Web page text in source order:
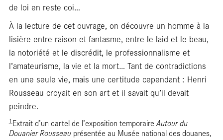
de loi en reste coi…
À la lecture de cet ouvrage, on découvre un homme à la
lisière entre raison et fantasme, entre le laid et le beau,
la notoriété et le discrédit, le professionnalisme et
l’amateurisme, la vie et la mort… Tant de contradictions
en une seule vie, mais une certitude cependant : Henri
Rousseau croyait en son art et il savait qu’il devait
peindre.
1Extrait d’un cartel de l’exposition temporaireAutour du
Douanier Rousseauprésentée au Musée national des douanes,